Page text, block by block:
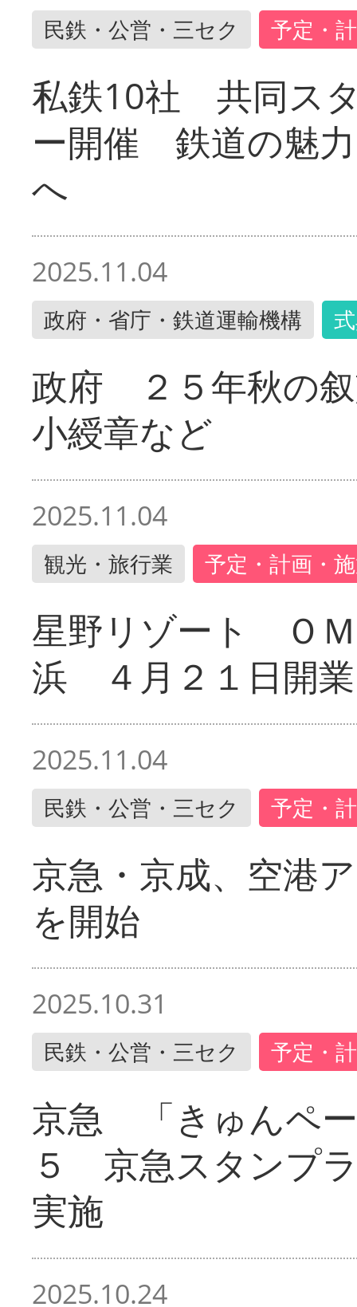
民鉄・公営・三セク 予定・
私鉄10社 共同ス
ー開催 鉄道の魅
へ
2025.11.04
政府・省庁・鉄道運輸機構
政府 ２５年秋の
小綬章など
2025.11.04
観光・旅行業 予定・計画・
星野リゾート Ｏ
浜 ４月２１日開業
2025.11.04
民鉄・公営・三セク 予定・
京急・京成、空港
を開始
2025.10.31
民鉄・公営・三セク 予定・
京急 「きゅんペ
５ 京急スタンプ
実施
2025.10.24